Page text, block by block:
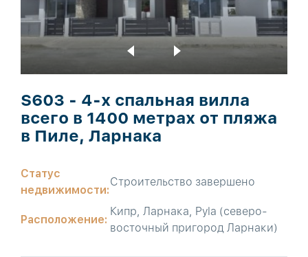
S603 - 4-х спальная вилла
всего в 1400 метрах от пляжа
в Пиле, Ларнака
Статус
недвижимости:
Строительство завершено
Расположение:
Кипр, Ларнака, Pyla (северо-
восточный пригород Ларнаки)